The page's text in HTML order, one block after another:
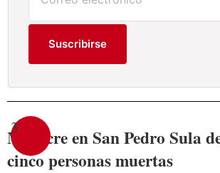
Suscribirse
3
Masacre en San Pedro Sula
cinco personas muertas